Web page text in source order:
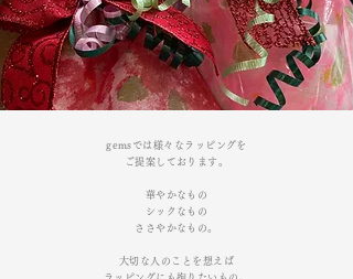
gemsでは様々なラッピングを
ご提案しております。
華やかなもの
シックなもの
ささやかなもの。
大切な人のことを想えば
ラッピングにも拘りたいもの。